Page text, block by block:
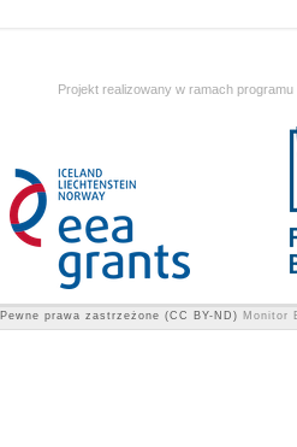
Projekt realizowany w ramach
Pewne prawa zastrzeżone (CC BY-ND) Monitor